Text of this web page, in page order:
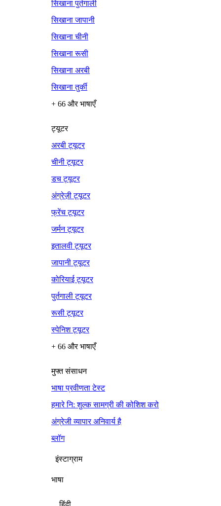
सिखाना पुर्तगाली
सिखाना जापानी
सिखाना चीनी
सिखाना रूसी
सिखाना अरबी
सिखाना तुर्की
+ 66 और भाषाएँ
ट्यूटर
अरबी ट्यूटर
चीनी ट्यूटर
डच ट्यूटर
अंग्रेज़ी ट्यूटर
फ्रेंच ट्यूटर
जर्मन ट्यूटर
इतालवी ट्यूटर
जापानी ट्यूटर
कोरियाई ट्यूटर
पुर्तगाली ट्यूटर
रूसी ट्यूटर
स्पेनिश ट्यूटर
+ 66 और भाषाएँ
मुफ्त संसाधन
भाषा प्रवीणता टेस्ट
हमारे नि: शुल्क सामग्री की कोशिश करो
अंग्रेजी व्यापार अनिवार्य है
ब्लॉग
इंस्टाग्राम
भाषा